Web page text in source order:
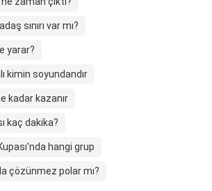
sınırı var mı?
yarar?
kimin soyundandır
kadar kazanır
kaç dakika?
hangi grup
çözünmez polar mı?